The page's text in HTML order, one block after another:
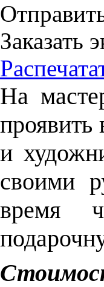
Заказать
На
проявить
и
своими
время